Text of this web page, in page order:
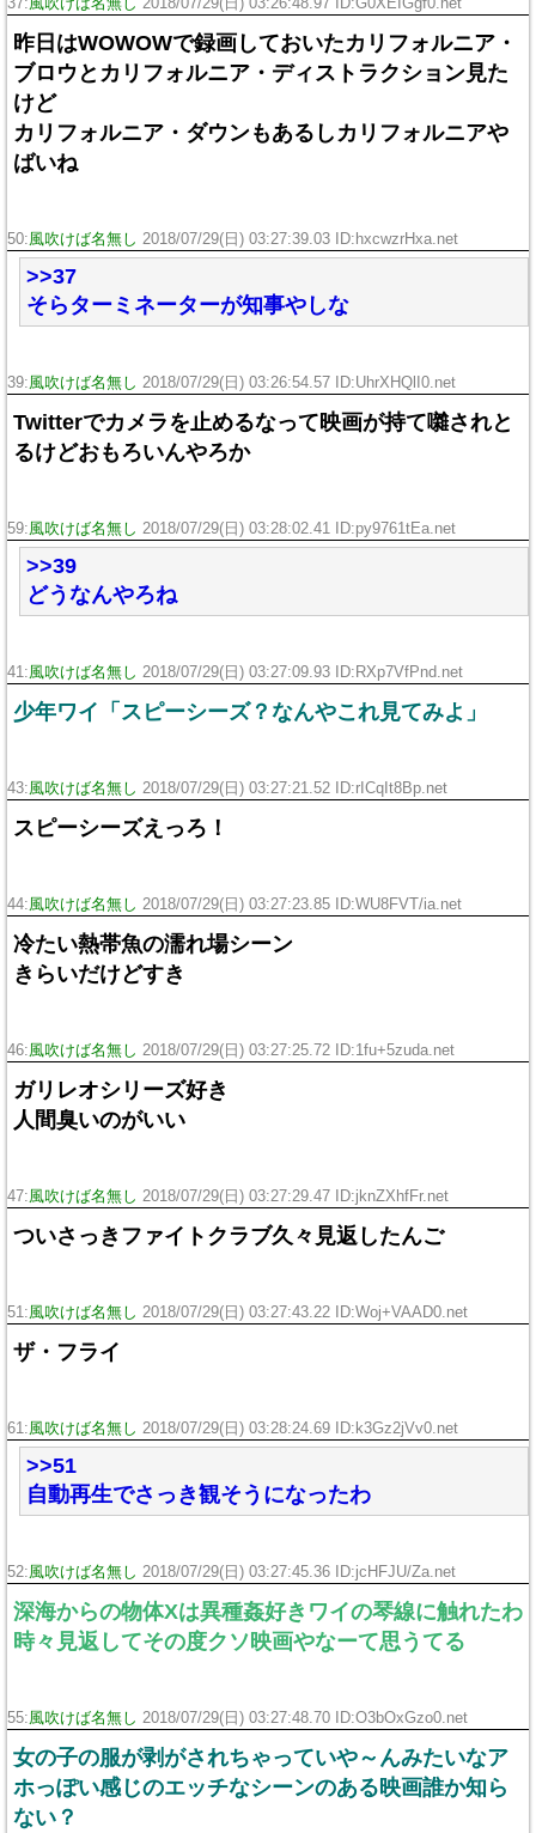
昨日はWOWOWで録画しておいたカリフォルニア・
ブロウとカリフォルニア・ディストラクション見た
けど
カリフォルニア・ダウンもあるしカリフォルニアや
ばいね
50:風吹けば名無し 2018/07/29(日) 03:27:39.03 ID:hxcwzrHxa.net
>>37
そらターミネーターが知事やしな
39:風吹けば名無し 2018/07/29(日) 03:26:54.57 ID:UhrXHQlI0.net
Twitterでカメラを止めるなって映画が持て囃されと
るけどおもろいんやろか
59:風吹けば名無し 2018/07/29(日) 03:28:02.41 ID:py9761tEa.net
>>39
どうなんやろね
41:風吹けば名無し 2018/07/29(日) 03:27:09.93 ID:RXp7VfPnd.net
少年ワイ「スピーシーズ？なんやこれ見てみよ」
43:風吹けば名無し 2018/07/29(日) 03:27:21.52 ID:rICqIt8Bp.net
スピーシーズえっろ！
44:風吹けば名無し 2018/07/29(日) 03:27:23.85 ID:WU8FVT/ia.net
冷たい熱帯魚の濡れ場シーン
きらいだけどすき
46:風吹けば名無し 2018/07/29(日) 03:27:25.72 ID:1fu+5zuda.net
ガリレオシリーズ好き
人間臭いのがいい
47:風吹けば名無し 2018/07/29(日) 03:27:29.47 ID:jknZXhfFr.net
ついさっきファイトクラブ久々見返したんご
51:風吹けば名無し 2018/07/29(日) 03:27:43.22 ID:Woj+VAAD0.net
ザ・フライ
61:風吹けば名無し 2018/07/29(日) 03:28:24.69 ID:k3Gz2jVv0.net
>>51
自動再生でさっき観そうになったわ
52:風吹けば名無し 2018/07/29(日) 03:27:45.36 ID:jcHFJU/Za.net
深海からの物体Xは異種姦好きワイの琴線に触れたわ
時々見返してその度クソ映画やなーて思うてる
55:風吹けば名無し 2018/07/29(日) 03:27:48.70 ID:O3bOxGzo0.net
女の子の服が剥がされちゃっていや～んみたいなア
ホっぽい感じのエッチなシーンのある映画誰か知ら
ない？